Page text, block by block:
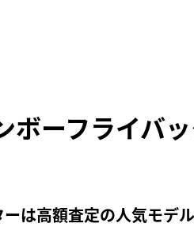
ボーフライバ
は高額査定の人気モデ